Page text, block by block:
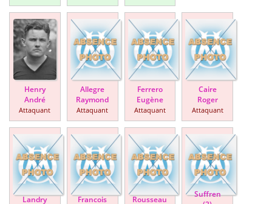
Henry
André
Attaquant
Allegre
Raymond
Attaquant
Ferrero
Eugène
Attaquant
Caire
Roger
Attaquant
Landry
Francois
Rousseau
Suffren